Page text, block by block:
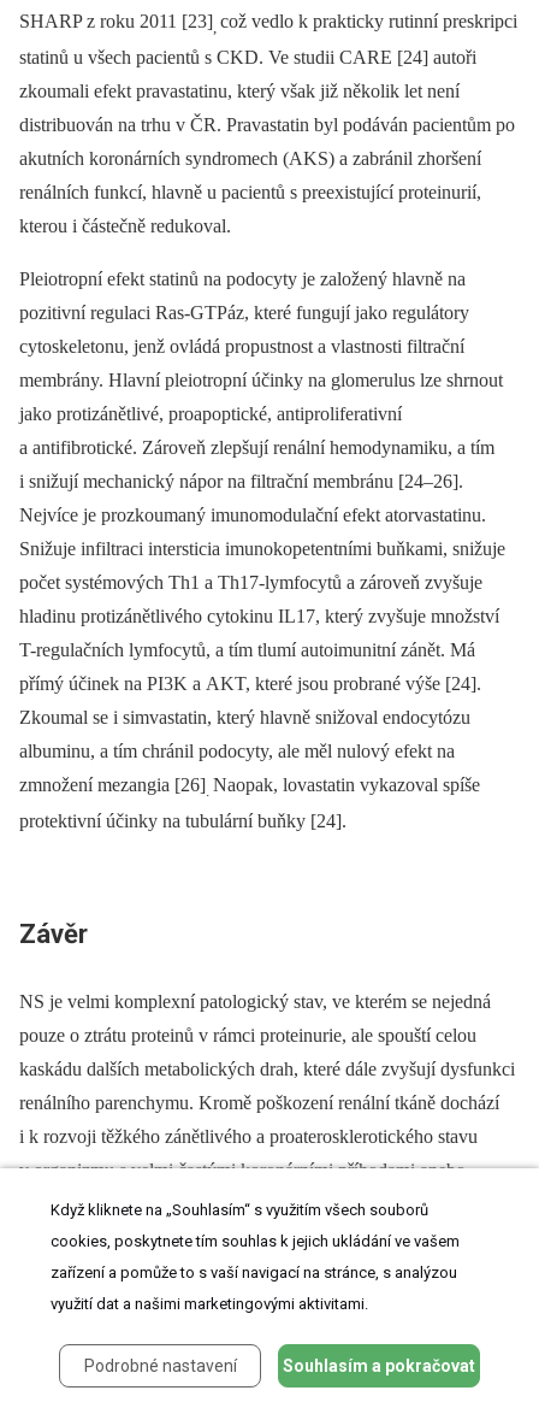
SHARP z roku 2011 [23], což vedlo k prakticky rutinní preskripci
statinů u všech pacientů s CKD. Ve studii CARE [24] autoři
zkoumali efekt pravastatinu, který však již několik let není
distribuován na trhu v ČR. Pravastatin byl podáván pacientům po
akutních koronárních syndromech (AKS) a zabránil zhoršení
renálních funkcí, hlavně u pacientů s pre­existující proteinurií,
kterou i částečně redukoval.
Pleiotropní efekt statinů na podocyty je založený hlavně na
pozitivní regulaci Ras-GTPáz, které fungují jako regulátory
cytoskeletonu, jenž ovládá propustnost a vlastnosti filtrační
membrány. Hlavní pleiotropní účinky na glomerulus lze shrnout
jako protizánětlivé, proapoptické, anti­proliferativní
a antifibrotické. Zároveň zlepšují renální hemo­dynamiku, a tím
i snižují mechanický nápor na filtrační membránu [24–26].
Nejvíce je prozkoumaný imunomodulační efekt atorva­statinu.
Snižuje infiltraci intersticia imunokopetentními buňkami, snižuje
počet systémových Th1 a Th17-lymfocytů a zároveň zvyšuje
hladinu protizánětlivého cytokinu IL17, který zvyšuje množství
T-regulačních lymfocytů, a tím tlumí autoimunitní zánět. Má
přímý účinek na PI3K a AKT, které jsou probrané výše [24].
Zkoumal se i simvastatin, který hlavně snižoval endocytózu
albuminu, a tím chránil podocyty, ale měl nulový efekt na
zmnožení mezangia [26]. Naopak, lovastatin vykazoval spíše
protektivní účinky na tubulární buňky [24].
Závěr
NS je velmi komplexní patologický stav, ve kterém se nejedná
pouze o ztrátu proteinů v rámci proteinurie, ale spouští celou
kaskádu dalších metabolických drah, které dále zvyšují dysfunkci
renálního parenchymu. Kromě poškození renální tkáně dochází
i k rozvoji těžkého zánětlivého a pro­aterosklerotického stavu
v organizmu s velmi častými koronárními příhodami anebo
trombotickými komplikacemi. Statiny proto oprávněně mohou být
významnou doplňující terapií. Problematika podávání statinů
u NS je však stále otevřená, všechny postupy přinášejí pouze
částečný efekt a nezaručují spolehlivé trvalé vyléčení pacienta.
a toxických účinků, a proto případná stabilizace nemoci může být
Když kliknete na „Souhlasím“ s využitím všech souborů
cookies, poskytnete tím souhlas k jejich ukládání ve vašem
zařízení a pomůže to s vaší navigací na stránce, s analýzou
využití dat a našimi marketingovými aktivitami.
Podrobné nastavení Souhlasím a pokračovat